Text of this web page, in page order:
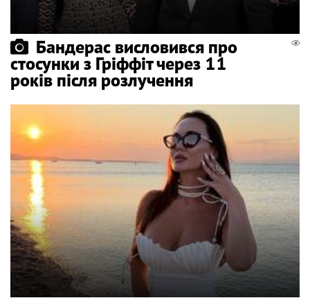
Бандерас висловився про
стосунки з Гріффіт через 11
років після розлучення